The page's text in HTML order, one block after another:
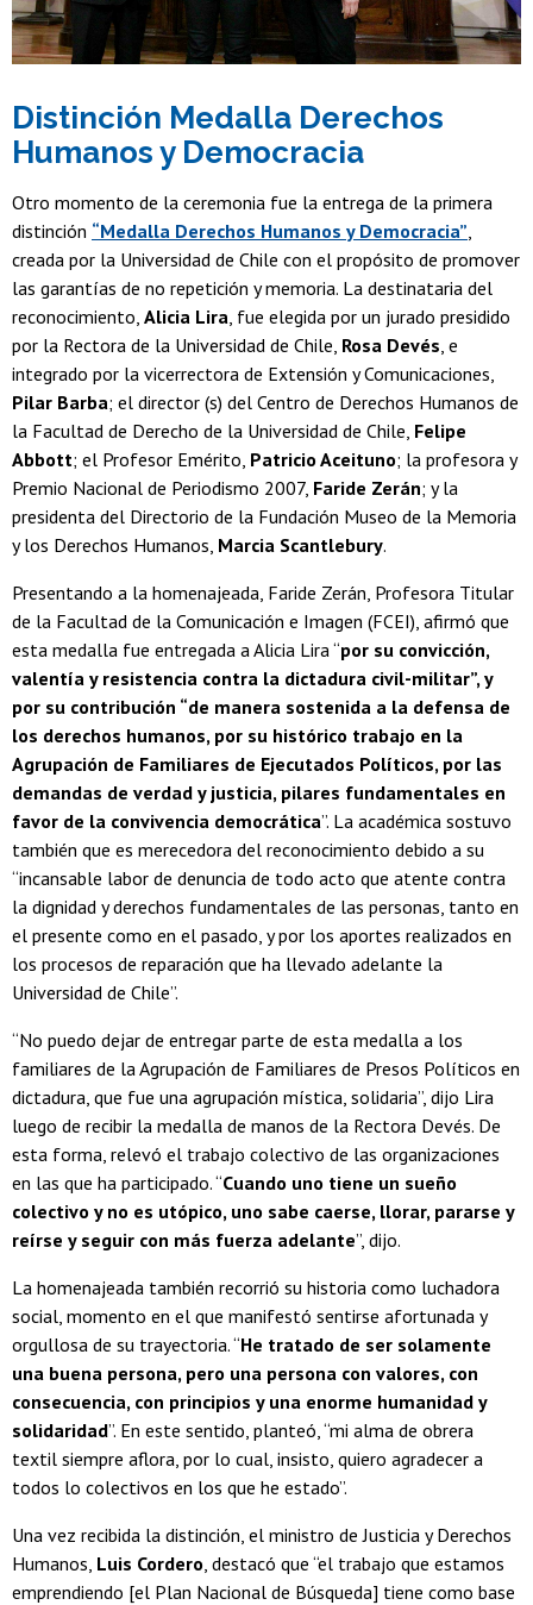
Distinción Medalla Derechos
Humanos y Democracia
Otro momento de la ceremonia fue la entrega de la primera
distinción “Medalla Derechos Humanos y Democracia”
creada por la Universidad de Chile con el propósito de promover
las garantías de no repetición y memoria. La destinataria del
reconocimiento, Alicia Lira , fue elegida por un jurado presidido
por la Rectora de la Universidad de Chile, Rosa Devés , e
integrado por la vicerrectora de Extensión y Comunicaciones,
Pilar Barba; el director (s) del Centro de Derechos Humanos de
la Facultad de Derecho de la Universidad de Chile, Felipe
Abbott; el Profesor Emérito, Patricio Aceituno; la profesora y
Premio Nacional de Periodismo 2007, Faride Zerán; y la
presidenta del Directorio de la Fundación Museo de la Memoria
y los Derechos Humanos, Marcia Scantlebury.
Presentando a la homenajeada, Faride Zerán, Profesora Titular
de la Facultad de la Comunicación e Imagen (FCEI), afirmó que
esta medalla fue entregada a Alicia Lira “por su convicción,
valentía y resistencia contra la dictadura civil-militar”, y
por su contribución “de manera sostenida a la defensa de
los derechos humanos, por su histórico trabajo en la
Agrupación de Familiares de Ejecutados Políticos, por las
demandas de verdad y justicia, pilares fundamentales en
favor de la convivencia democrática”. La académica sostuvo
también que es merecedora del reconocimiento debido a su
“incansable labor de denuncia de todo acto que atente contra
la dignidad y derechos fundamentales de las personas, tanto en
el presente como en el pasado, y por los aportes realizados en
los procesos de reparación que ha llevado adelante la
Universidad de Chile”.
“No puedo dejar de entregar parte de esta medalla a los
familiares de la Agrupación de Familiares de Presos Políticos en
dictadura, que fue una agrupación mística, solidaria”, dijo Lira
luego de recibir la medalla de manos de la Rectora Devés. De
esta forma, relevó el trabajo colectivo de las organizaciones
en las que ha participado. “Cuando uno tiene un sueño
colectivo y no es utópico, uno sabe caerse, llorar, pararse y
reírse y seguir con más fuerza adelante”, dijo.
La homenajeada también recorrió su historia como luchadora
social, momento en el que manifestó sentirse afortunada y
orgullosa de su trayectoria. “He tratado de ser solamente
una buena persona, pero una persona con valores, con
consecuencia, con principios y una enorme humanidad y
solidaridad”. En este sentido, planteó, “mi alma de obrera
textil siempre aflora, por lo cual, insisto, quiero agradecer a
todos lo colectivos en los que he estado”.
Una vez recibida la distinción, el ministro de Justicia y Derechos
Humanos, Luis Cordero , destacó que “el trabajo que estamos
emprendiendo [el Plan Nacional de Búsqueda] tiene como base